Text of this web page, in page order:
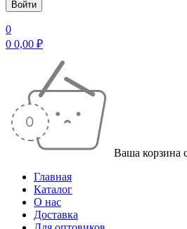
0
0 0,00 ₽
Ваша корзина
Главная
Каталог
О нас
Доставка